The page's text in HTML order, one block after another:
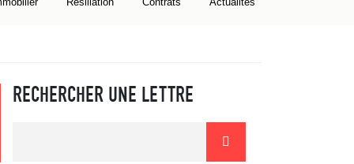
RECHERCHER UNE LETTRE